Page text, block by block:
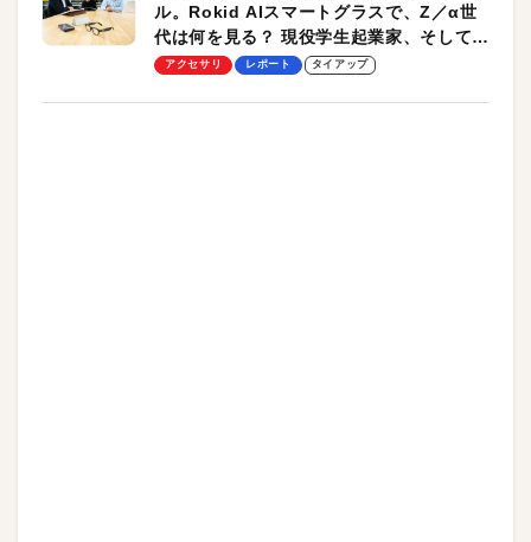
ル。Rokid AIスマートグラスで、Z／α世
代は何を見る？ 現役学生起業家、そして教
授による体験会レポート【PR】
アクセサリ レポート タイアップ